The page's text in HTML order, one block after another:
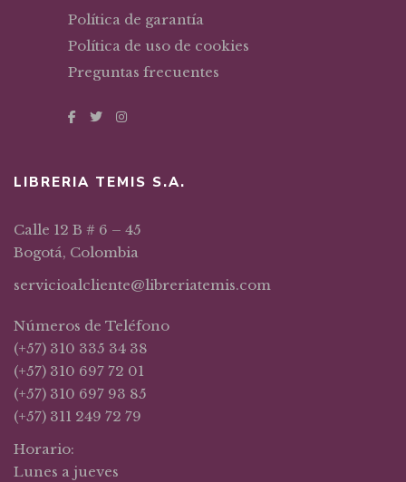
Política de garantía
Política de uso de cookies
Preguntas frecuentes
LIBRERIA TEMIS S.A.
Calle 12 B # 6 – 45
Bogotá, Colombia
servicioalcliente@libreriatemis.com
Números de Teléfono
(+57) 310 335 34 38
(+57) 310 697 72 01
(+57) 310 697 93 85
(+57) 311 249 72 79
Horario:
Lunes a jueves